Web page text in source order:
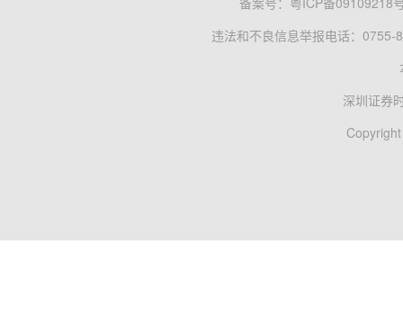
违法和不良信息举报电话：0755-
深圳证券